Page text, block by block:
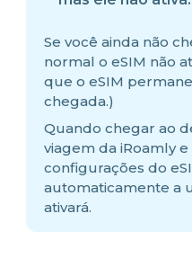
Se você ainda não
normal o eSIM não
que o eSIM
chegada.)
Quando chegar ao
viagem da iRoamly
configurações do
automaticamente a
ativará.